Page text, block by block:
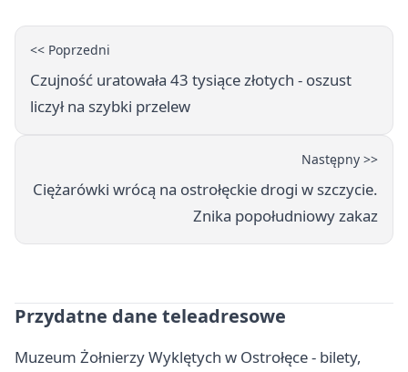
<< Poprzedni
Czujność uratowała 43 tysiące złotych - oszust
liczył na szybki przelew
Następny >>
Ciężarówki wrócą na ostrołęckie drogi w szczycie.
Znika popołudniowy zakaz
Przydatne dane teleadresowe
Muzeum Żołnierzy Wyklętych w Ostrołęce - bilety,